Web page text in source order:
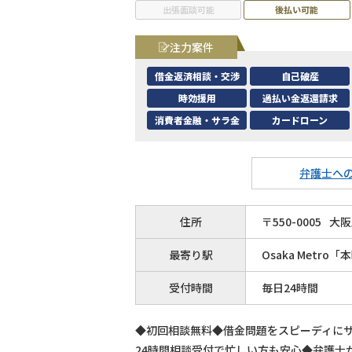
出張面談可能 後払い可能
弁護士へ
注力案件
借金返済相談・交渉
自己破産
時効援用
過払い金返還請求
消費者金融・サラ金
カードローン
住所 〒550-0005 大
最寄り駅 Osaka Metro「
受付時間 毎日24時間
◆初回相談無料◆借金問題をスピーディに